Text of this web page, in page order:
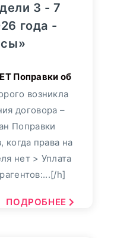
3 - 7
года -
возникла
договора –
Поправки
когда права на
нет > Уплата
h]
ПОДРОБНЕЕ